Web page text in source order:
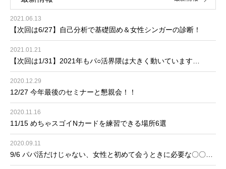
2021.06.13
【次回は6/27】自己分析で基礎固め＆女性シンガーの診断！
2021.01.21
【次回は1/31】2021年もパ○活界隈は大きく動いています…
2020.12.29
12/27 今年最後のセミナーと懇親会！！
2020.11.16
11/15 めちゃスゴイNカードを練習できる場所6選
2020.09.11
9/6 パパ活だけじゃない、女性と初めて会うときに必要な〇〇…